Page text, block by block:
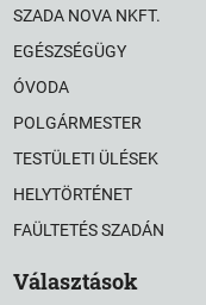
SZADA NOVA NKFT.
EGÉSZSÉGÜGY
ÓVODA
POLGÁRMESTER
TESTÜLETI ÜLÉSEK
HELYTÖRTÉNET
FAÜLTETÉS SZADÁN
Választások